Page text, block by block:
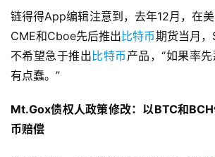
链得得App编辑注意到，去年12月，在
CME和Cboe先后推出 比特币期货当月，
不希望急于推出 比特币产品，“如果率
有点蠢。”
Mt.Gox债权人政策修改：以BTC和
币赔偿